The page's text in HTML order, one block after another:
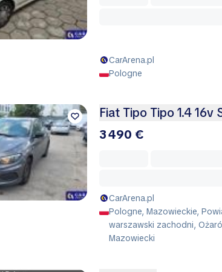
CarArena.pl
Pologne
Fiat Tipo Tipo 1.4 16v
3 490 €
CarArena.pl
Pologne, Mazowieckie,
warszawski zachodni,
Mazowiecki